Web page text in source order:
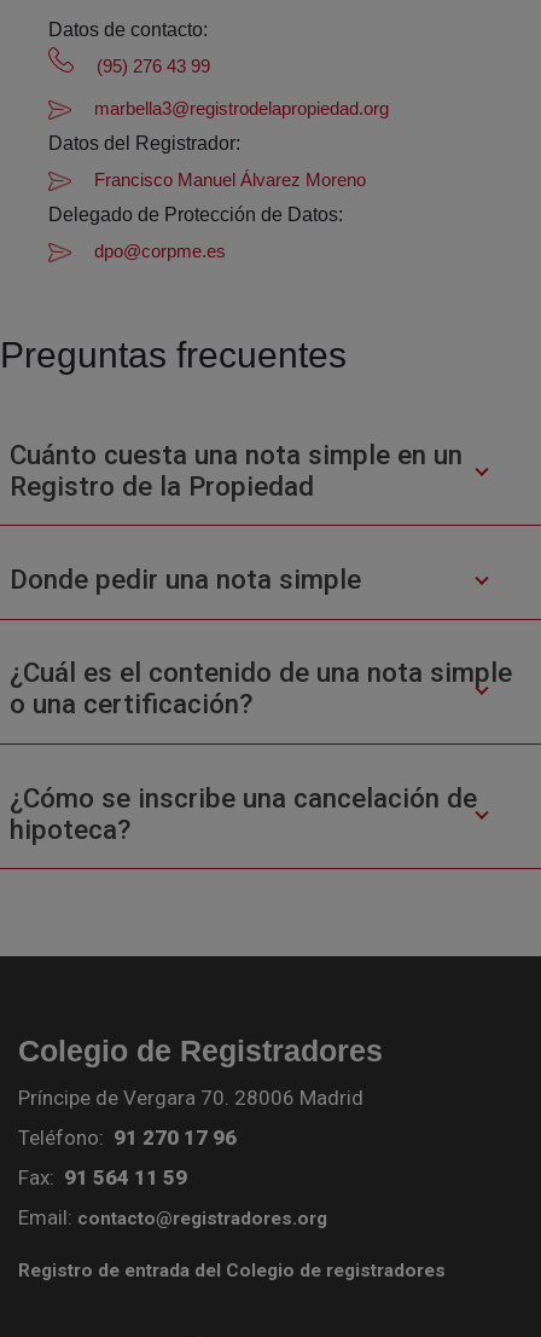
Datos de contacto:
(95) 276 43 99
marbella3@registrodelapropiedad.org
Datos del Registrador:
Francisco Manuel Álvarez Moreno
Delegado de Protección de Datos:
dpo@corpme.es
Preguntas frecuentes
Cuánto cuesta una nota simple en un
Registro de la Propiedad
Donde pedir una nota simple
¿Cuál es el contenido de una nota simple
o una certificación?
¿Cómo se inscribe una cancelación de
hipoteca?
Colegio de Registradores
Príncipe de Vergara 70. 28006 Madrid
Teléfono: 91 270 17 96
Fax: 91 564 11 59
Email: contacto@registradores.org
Registro de entrada del Colegio de registradores